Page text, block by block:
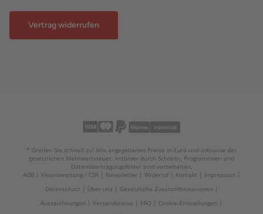
Vertrag widerrufen
* Greifen Sie schnell zu! Alle angegebenen Preise in Euro und inklusive der
gesetzlichen Mehrwertsteuer. Irrtümer durch Schreib-, Programmier- und
Datenübertragungsfehler sind vorbehalten.
AGB
Verantwortung / CSR Newsletter Widerruf Kontakt
Impressum
Datenschutz
Über uns
Gesetzliche Zusatzinformationen
Auszeichnungen
Versandstatus FAQ
Cookie-Einstellungen